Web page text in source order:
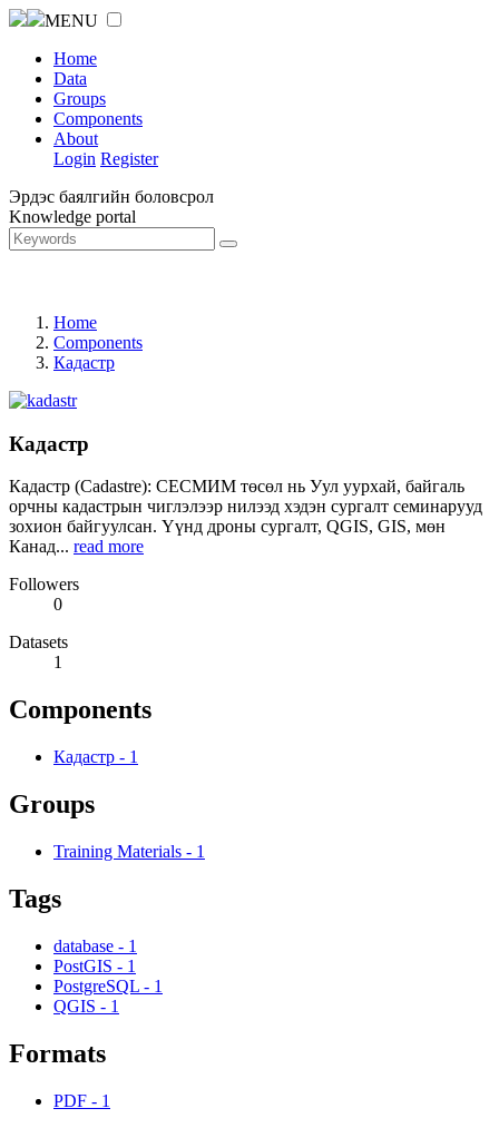
MENU
Home
Data
Groups
Components
About
Login Register
Эрдэс баялгийн боловсрол
Knowledge portal
Home
Components
Кадастр
Кадастр
Кадастр (Cadastre): СЕСМИМ төсөл нь Уул уурхай, байгаль
орчны кадастрын чиглэлээр нилээд хэдэн сургалт семинарууд
зохион байгуулсан. Үүнд дроны сургалт, QGIS, GIS, мөн
Канад... read more
Followers
0
Datasets
1
Components
Кадастр - 1
Groups
Training Materials - 1
Tags
database - 1
PostGIS - 1
PostgreSQL - 1
QGIS - 1
Formats
PDF - 1